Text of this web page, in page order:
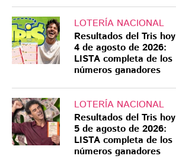
LOTERÍA NACIONAL
Resultados del Tris hoy
4 de agosto de 2026:
LISTA completa de los
números ganadores
LOTERÍA NACIONAL
Resultados del Tris hoy
5 de agosto de 2026:
LISTA completa de los
números ganadores